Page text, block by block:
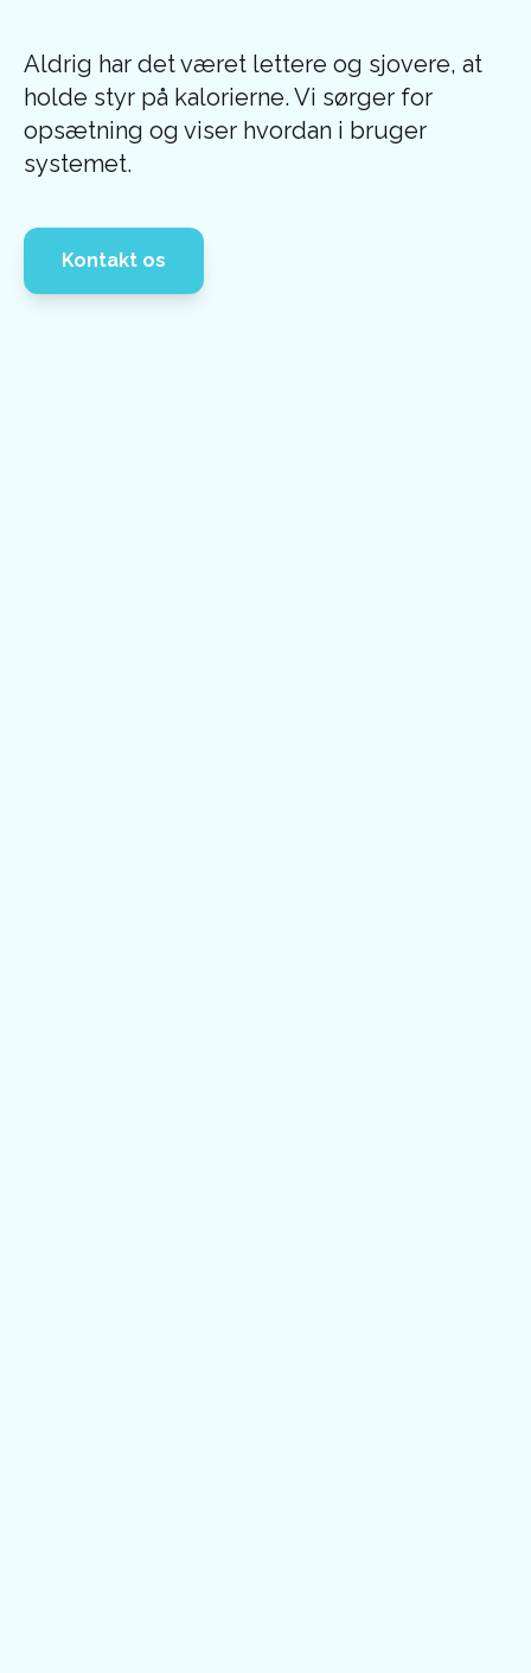
Aldrig har det været lettere og sjovere, at
holde styr på kalorierne. Vi sørger for
opsætning og viser hvordan i bruger
systemet.
Kontakt os